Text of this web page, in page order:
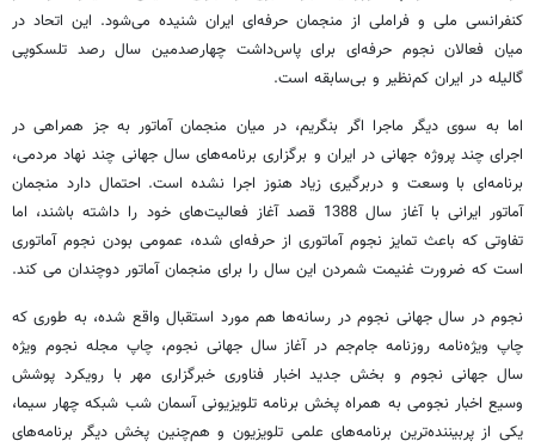
کنفرانسی ملی و فراملی از منجمان حرفه‌ای ایران شنیده می‌شود. این اتحاد در
میان فعالان نجوم حرفه‌ای برای پاس‌داشت چهارصدمین سال رصد تلسکوپی
گالیله در ایران کم‌نظیر و بی‌سابقه است.
اما به سوی دیگر ماجرا اگر بنگریم، در میان منجمان آماتور به جز همراهی در
اجرای چند پروژه جهانی در ایران و برگزاری برنامه‌های سال جهانی چند نهاد مردمی،
برنامه‌ای با وسعت و دربرگیری زیاد هنوز اجرا نشده است. احتمال دارد منجمان
آماتور ایرانی با آغاز سال 1388 قصد آغاز فعالیت‌های خود را داشته باشند، اما
تفاوتی که باعث تمایز نجوم آماتوری از حرفه‌ای شده، عمومی بودن نجوم آماتوری
است که ضرورت غنیمت شمردن این سال را برای منجمان آماتور دوچندان می کند.
نجوم در سال جهانی نجوم در رسانه‌ها هم مورد استقبال واقع شده، به طوری که
چاپ ویژه‌نامه روزنامه جام‌جم در آغاز سال جهانی نجوم، چاپ مجله نجوم ویژه
سال جهانی نجوم و بخش جدید اخبار فناوری خبرگزاری مهر با رویکرد پوشش
وسیع اخبار نجومی به همراه پخش برنامه تلویزیونی آسمان شب شبکه چهار سیما،
یکی از پربیننده‌ترین برنامه‌های علمی تلویزیون و هم‌چنین پخش دیگر برنامه‌های